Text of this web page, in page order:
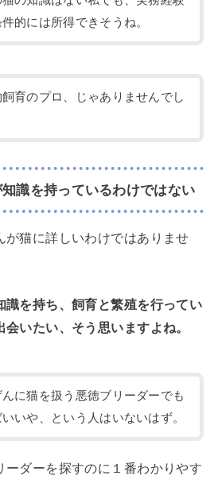
的には所得できそうね。
育のプロ、じゃありませんでし
識を持っているわけではない
が猫に詳しいわけではありませ
識を持ち、飼育と繁殖を行ってい
いたい、そう思いますよね。
に猫を扱う悪徳ブリーダーでも
いや、という人はいないはず。
ーダーを探すのに１番わかりやす